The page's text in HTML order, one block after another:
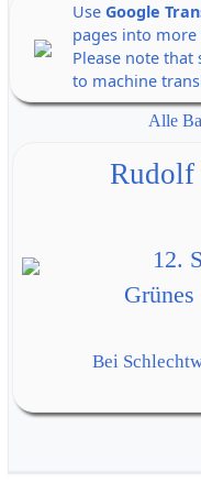
Use Google
pages into more
Please note
to machine
Alle
Rudolf
12.
Bei